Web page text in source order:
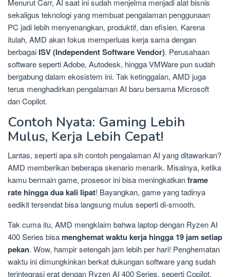
Menurut Carr, AI saat ini sudah menjelma menjadi alat bisnis
sekaligus teknologi yang membuat pengalaman penggunaan
PC jadi lebih menyenangkan, produktif, dan efisien. Karena
itulah, AMD akan fokus memperluas kerja sama dengan
berbagai ISV (Independent Software Vendor). Perusahaan
software seperti Adobe, Autodesk, hingga VMWare pun sudah
bergabung dalam ekosistem ini. Tak ketinggalan, AMD juga
terus menghadirkan pengalaman AI baru bersama Microsoft
dan Copilot.
Contoh Nyata: Gaming Lebih
Mulus, Kerja Lebih Cepat!
Lantas, seperti apa sih contoh pengalaman AI yang ditawarkan?
AMD memberikan beberapa skenario menarik. Misalnya, ketika
kamu bermain game, prosesor ini bisa meningkatkanframe
rate hingga dua kali lipat! Bayangkan, game yang tadinya
sedikit tersendat bisa langsung mulus seperti di-smooth.
Tak cuma itu, AMD mengklaim bahwa laptop dengan Ryzen AI
400 Series bisa menghemat waktu kerja hingga 19 jam setiap
pekan. Wow, hampir setengah jam lebih per hari! Penghematan
waktu ini dimungkinkan berkat dukungan software yang sudah
terintegrasi erat dengan Ryzen AI 400 Series, seperti Copilot,